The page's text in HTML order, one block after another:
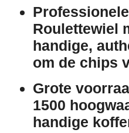
Roulettewiel
handige,
om de chips
Grote
1500
handige